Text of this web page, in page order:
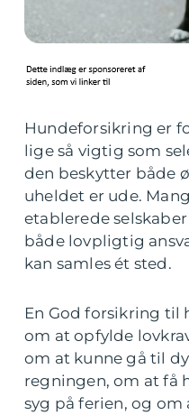
Hundeforsikring er
lige så vigtig som
den beskytter både
uheldet er ude.
etablerede
både lovpligtig
kan samles ét sted.
En God forsikring til
om at opfylde
om at kunne gå til
regningen, om at få
syg på ferien, og om